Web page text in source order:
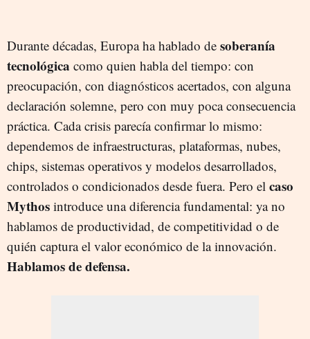
Durante décadas, Europa ha hablado de soberanía
tecnológica como quien habla del tiempo: con
preocupación, con diagnósticos acertados, con alguna
declaración solemne, pero con muy poca consecuencia
práctica. Cada crisis parecía confirmar lo mismo:
dependemos de infraestructuras, plataformas, nubes,
chips, sistemas operativos y modelos desarrollados,
controlados o condicionados desde fuera. Pero el caso
Mythos introduce una diferencia fundamental: ya no
hablamos de productividad, de competitividad o de
quién captura el valor económico de la innovación.
Hablamos de defensa.